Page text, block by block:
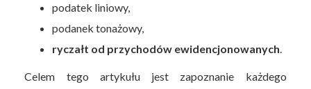
podatek liniowy,
podanek tonażowy,
ryczałt od przychodów ewidencjonowanych.
Celem tego artykułu jest zapoznanie każdego